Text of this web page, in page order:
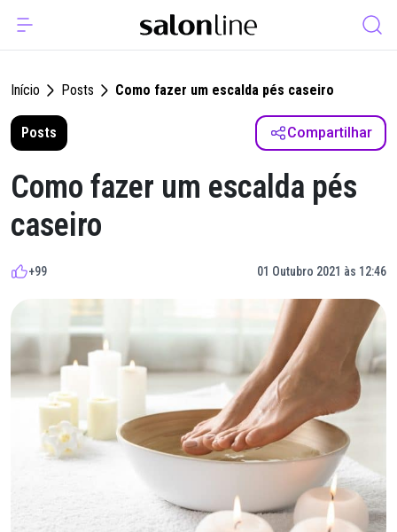
Início Posts Como fazer um escalda pés caseiro
Posts Compartilhar
Como fazer um escalda pés
caseiro
+99 01 Outubro 2021 às 12:46